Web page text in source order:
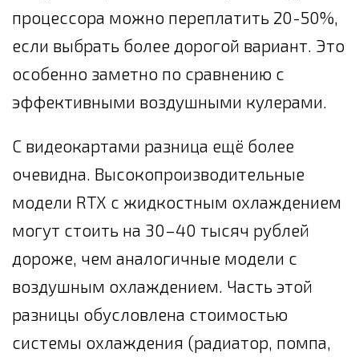
процессора можно переплатить 20-50%,
если выбрать более дорогой вариант. Это
особенно заметно по сравнению с
эффективными воздушными кулерами.
С видеокартами разница ещё более
очевидна. Высокопроизводительные
модели RTX с жидкостным охлаждением
могут стоить на 30–40 тысяч рублей
дороже, чем аналогичные модели с
воздушным охлаждением. Часть этой
разницы обусловлена стоимостью
системы охлаждения (радиатор, помпа,